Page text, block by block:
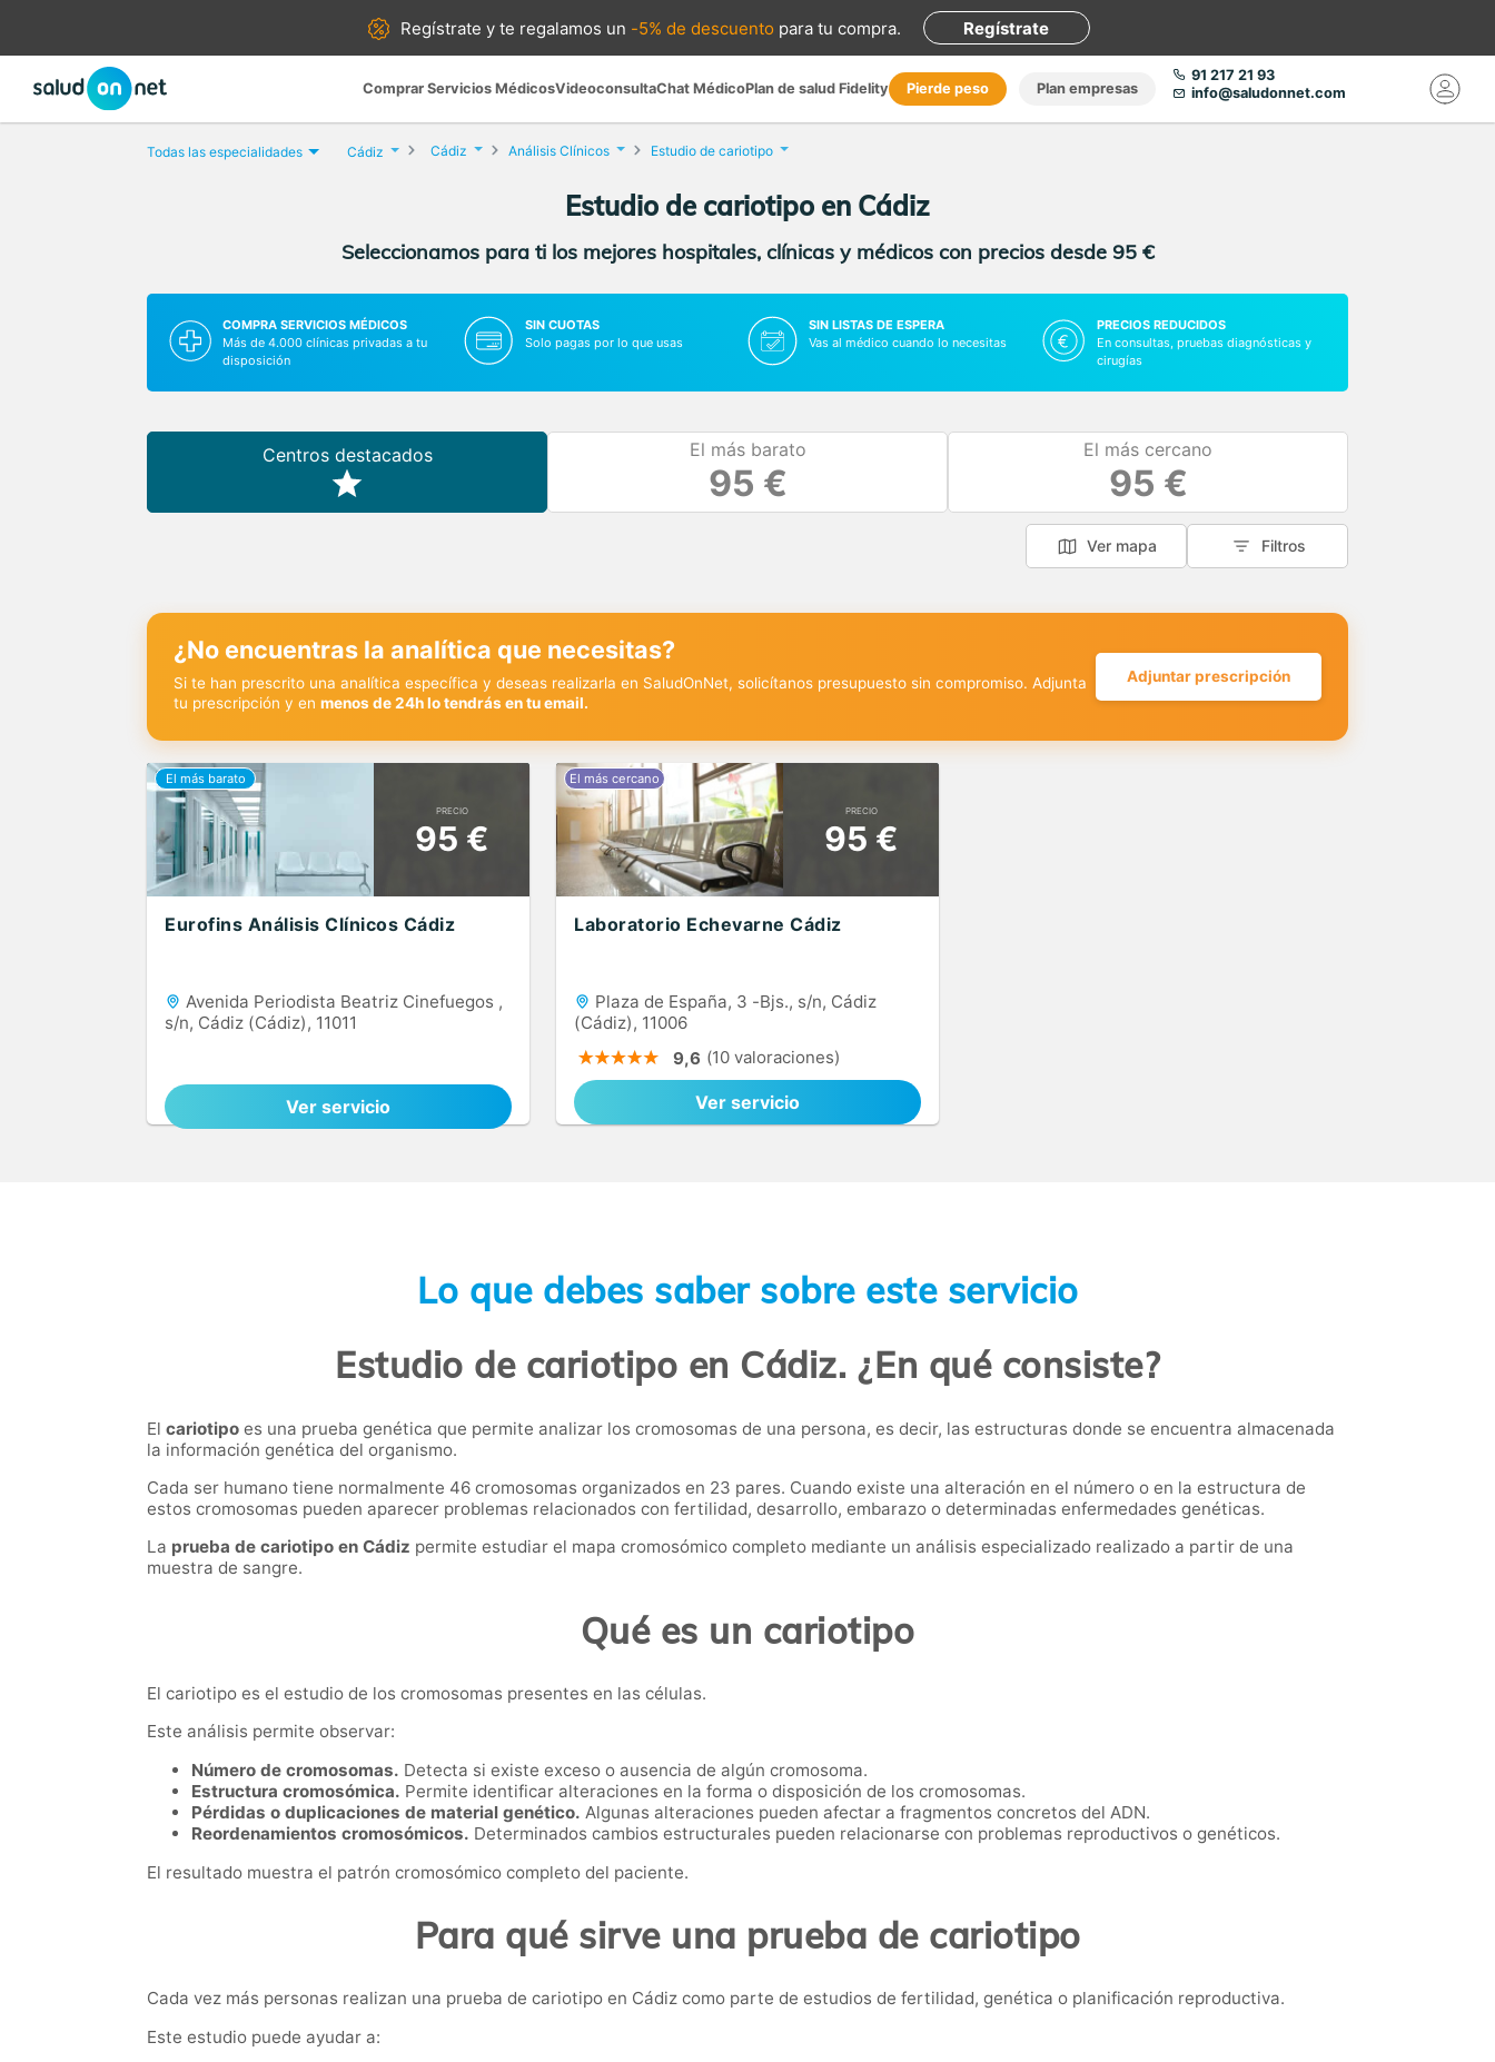
Regístrate yte regalamos un -5% de descuento para tu compra. Regístrate
Comprar Servicios MédicosVideoconsultaChat MédicoPlan de salud Fidelity Pierde peso Plan empresas
91 217 21 93
info@saludonnet.com
Todas las especialidades Cádiz Cádiz Análisis Clínicos Estudio de cariotipo
Estudio de cariotipo en Cádiz
Seleccionamos para ti los mejores hospitales, clínicas y médicos con precios desde 95 €
COMPRA SERVICIOS MÉDICOS
Más de 4.000 clínicas privadas a tu
disposición
SIN CUOTAS
Solo pagas por lo que usas
SIN LISTAS DE ESPERA
Vas al médico cuando lo necesitas
PRECIOS REDUCIDOS
En consultas, pruebas diagnósticas y
cirugías
Centros destacados El más barato
95 €
El más cercano
95 €
Ver mapa Filtros
¿No encuentras la analítica que necesitas?
Si te han prescrito una analítica específica y deseas realizarla en SaludOnNet, solicítanos presupuesto sin compromiso. Adjunta
tu prescripción y en menos de 24h lo tendrás en tu email.
Adjuntar prescripción
PRECIO
95 €
Eurofins Análisis Clínicos Cádiz
Avenida Periodista Beatriz Cinefuegos ,
s/n, Cádiz (Cádiz), 11011
Ver servicio
PRECIO
95 €
Laboratorio Echevarne Cádiz
Plaza de España, 3 -Bjs., s/n, Cádiz
(Cádiz), 11006
9,6 (10 valoraciones)
Ver servicio
Lo que debes saber sobre este servicio
Estudio de cariotipo en Cádiz. ¿En qué consiste?
El cariotipo es una prueba genética que permite analizar los cromosomas de una persona, es decir, las estructuras donde se encuentra almacenada
la información genética del organismo.
Cada ser humano tiene normalmente 46 cromosomas organizados en 23 pares. Cuando existe una alteración en el número o en la estructura de
estos cromosomas pueden aparecer problemas relacionados con fertilidad, desarrollo, embarazo o determinadas enfermedades genéticas.
La prueba de cariotipo en Cádiz permite estudiar el mapa cromosómico completo mediante un análisis especializado realizado a partir de una
muestra de sangre.
Qué es un cariotipo
El cariotipo es el estudio de los cromosomas presentes en las células.
Este análisis permite observar:
Número de cromosomas. Detecta si existe exceso o ausencia de algún cromosoma.
Estructura cromosómica. Permite identificar alteraciones en la forma o disposición de los cromosomas.
Pérdidas o duplicaciones de material genético. Algunas alteraciones pueden afectar a fragmentos concretos del ADN.
Reordenamientos cromosómicos. Determinados cambios estructurales pueden relacionarse con problemas reproductivos o genéticos.
El resultado muestra el patrón cromosómico completo del paciente.
Para qué sirve una prueba de cariotipo
Cada vez más personas realizan una prueba de cariotipo en Cádiz como parte de estudios de fertilidad, genética o planificación reproductiva.
Este estudio puede ayudar a: